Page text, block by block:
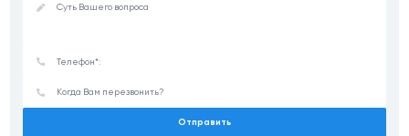
Отправить